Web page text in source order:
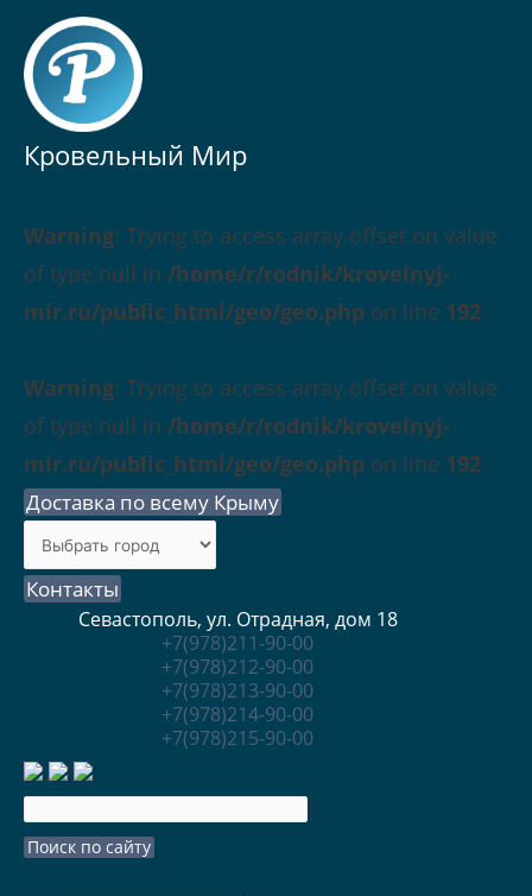
Кровельный Мир
Warning: Trying to access array offset on value
of type null in /home/r/rodnik/krovelnyj-
mir.ru/public_html/geo/geo.php on line 192
Warning: Trying to access array offset on value
of type null in /home/r/rodnik/krovelnyj-
mir.ru/public_html/geo/geo.php on line 192
Доставка по всему Крыму
Контакты
Севастополь, ул. Отрадная, дом 18
+7(978)211-90-00
+7(978)212-90-00
+7(978)213-90-00
+7(978)214-90-00
+7(978)215-90-00